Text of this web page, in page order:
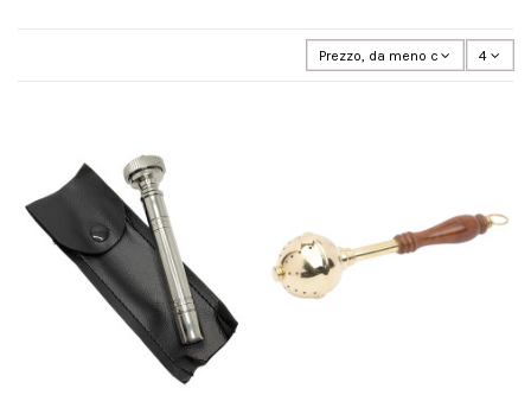
Prezzo, da meno caro a più caro
4